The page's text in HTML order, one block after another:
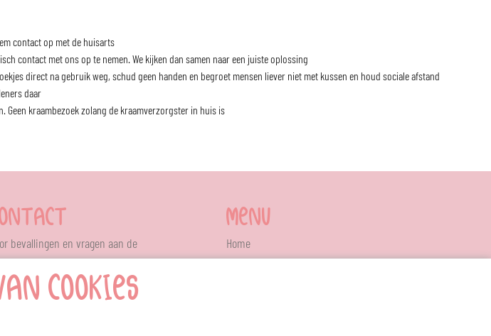
contact op met de huisarts
contact met ons op te nemen. We kijken dan samen naar een juiste oplossing
direct na gebruik weg, schud geen handen en begroet mensen liever niet met kussen en houd sociale afstand
daar
Geen kraambezoek zolang de kraamverzorgster in huis is
bevallingen en vragen aan de
bel je 24 uur per dag:
51822634
MENU
Home
Nieuws
COOKIES